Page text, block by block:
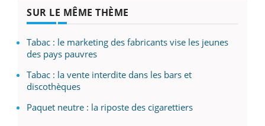
SUR LE MÊME THÈME
Tabac : le marketing des fabricants vise les jeunes
des pays pauvres
Tabac : la vente interdite dans les bars et
discothèques
Paquet neutre : la riposte des cigarettiers